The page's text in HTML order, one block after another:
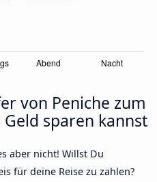
von Peniche zum
sparen kannst
aber nicht! Willst Du
für deine Reise zu zahlen?